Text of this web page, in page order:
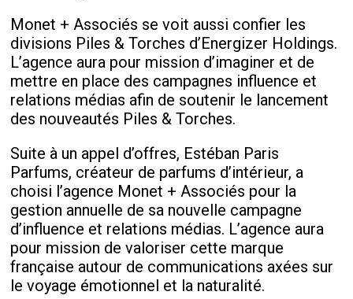
Monet + Associés se voit aussi confier les
divisions Piles & Torches d’Energizer Holdings.
L’agence aura pour mission d’imaginer et de
mettre en place des campagnes influence et
relations médias afin de soutenir le lancement
des nouveautés Piles & Torches.
Suite à un appel d’offres, Estéban Paris
Parfums, créateur de parfums d’intérieur, a
choisi l’agence Monet + Associés pour la
gestion annuelle de sa nouvelle campagne
d’influence et relations médias. L’agence aura
pour mission de valoriser cette marque
française autour de communications axées sur
le voyage émotionnel et la naturalité.